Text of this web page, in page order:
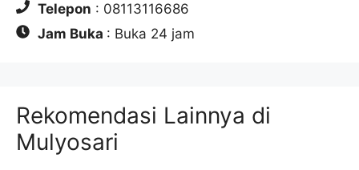
Telepon : 08113116686
Jam Buka : Buka 24 jam
Rekomendasi Lainnya di
Mulyosari